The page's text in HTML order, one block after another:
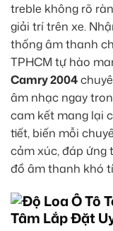
treble không rõ
giải trí trên xe.
thống âm thanh
TPHCM tự hào
Camry 2004
âm nhạc ngay
cam kết mang lại
tiết, biến mỗi
cảm xúc, đáp ứng
đồ âm thanh khó